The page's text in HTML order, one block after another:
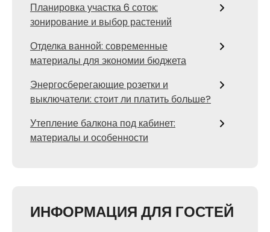
Планировка участка 6 соток:
зонирование и выбор растений
Отделка ванной: современные
материалы для экономии бюджета
Энергосберегающие розетки и
выключатели: стоит ли платить больше?
Утепление балкона под кабинет:
материалы и особенности
ИНФОРМАЦИЯ ДЛЯ ГОСТЕЙ